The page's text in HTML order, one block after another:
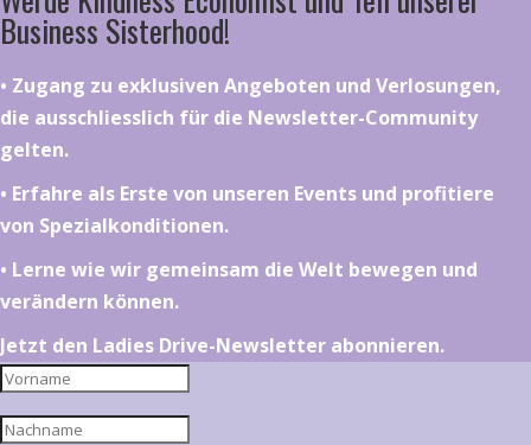
Business Sisterhood!
•⁠ ⁠⁠Zugang zu exklusiven Angeboten und Verlosungen,
die ausschliesslich für die Newsletter-Community
gelten.
•⁠ ⁠⁠Erfahre als Erste von unseren Events und profitiere
von Spezialkonditionen.
•⁠ ⁠⁠Lerne wie wir gemeinsam die Welt bewegen und
verändern können.
Jetzt den Ladies Drive-Newsletter abonnieren.